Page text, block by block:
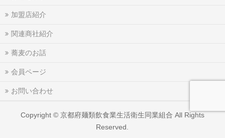
加盟店紹介
関連商社紹介
蕎麦のお話
会員ページ
お問い合わせ
Copyright © 京都府麺類飲食業生活衛生同業組合 All Rights
Reserved.